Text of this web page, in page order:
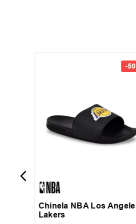
-
Chinela NBA Los
Lakers